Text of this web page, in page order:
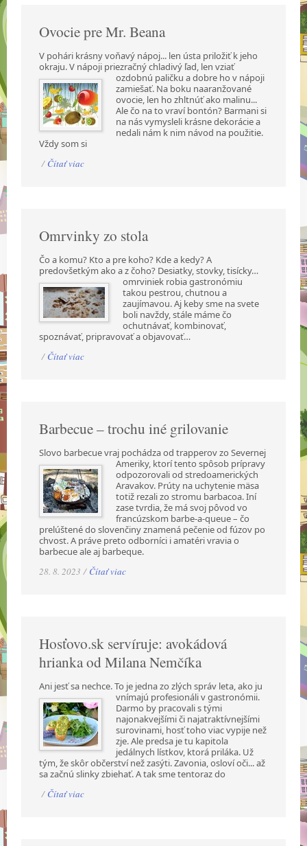
Ovocie pre Mr. Beana
V pohári krásny voňavý nápoj... len ústa priložiť k jeho
okraju. V nápoji priezračný chladivý ľad, len vziať
ozdobnú paličku a dobre ho v nápoji
zamiešať. Na boku naaranžované
ovocie, len ho zhltnúť ako malinu...
Ale čo na to vraví bontón? Barmani si
na nás vymysleli krásne dekorácie a
nedali nám k nim návod na použitie.
Vždy som si
/ Čítať viac
Omrvinky zo stola
Čo a komu? Kto a pre koho? Kde a kedy? A
predovšetkým ako a z čoho? Desiatky, stovky,tisícky…
omrviniek robia gastronómiu
takou pestrou, chutnou a
zaujímavou. Aj keby sme na svete
boli navždy, stále máme čo
ochutnávať, kombinovať,
spoznávať, pripravovať a objavovať…
/ Čítať viac
Barbecue – trochu iné grilovanie
Slovo barbecue vraj pochádza od trapperov zo Severnej
Ameriky, ktorí tento spôsob prípravy
odpozorovali od stredoamerických
Aravakov. Prúty na uchytenie mäsa
totiž rezali zo stromu barbacoa. Iní
zase tvrdia, že má svoj pôvod vo
francúzskom barbe-a-queue – čo
prelúštené do slovenčiny znamená pečenie od fúzov po
chvost. A práve preto odborníci i amatéri vravia o
barbecue ale aj barbeque.
28. 8. 2023 / Čítať viac
Hosťovo.sk servíruje: avokádová
hrianka od Milana Nemčíka
Ani jesť sa nechce. To je jedna zo zlých správ leta, ako ju
vnímajú profesionáli v gastronómii.
Darmo by pracovali s tými
najonakvejšími či najatraktívnejšími
surovinami, hosť toho viac vypije než
zje. Ale predsa je tu kapitola
jedálnych lístkov, ktorá priláka. Už
tým, že skôr občerství než zasýti. Zavonia, osloví oči... až
sa začnú slinky zbiehať. A tak sme tentoraz do
/ Čítať viac